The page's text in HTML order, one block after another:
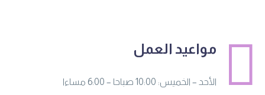
مواعيد العمل
الأحد – الخميس: 10:00 صباحا – 6:00 مساءا